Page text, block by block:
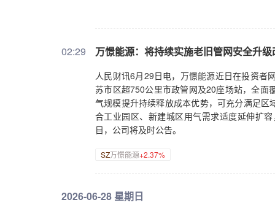
02:29 万憬能源：将持续实施老旧管网安全升级
人民财讯6月29日电，万憬能源近日在投资者
苏市区超750公里市政管网及20座场站，全面
气规模提升持续释放成本优势，可充分满足
合工业园区、新建城区用气需求适度延伸扩
目，公司将及时公告。
SZ万憬能源+2.37%
2026-06-28 星期日